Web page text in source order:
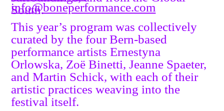
info@boneperformance.com
South.
This year’s program was collectively
curated by the four Bern-based
performance artists Ernestyna
Orlowska, Zoë Binetti, Jeanne Spaeter,
and Martin Schick, with each of their
artistic practices weaving into the
festival itself.